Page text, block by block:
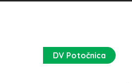
DV Potočnica